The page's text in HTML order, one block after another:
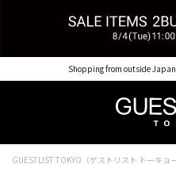
Shopping from outside
GUESTLIST TOKYO（ゲストリスト トーキョ